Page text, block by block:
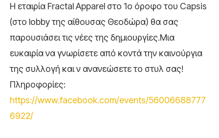
H εταιρία Fractal Apparel στο 1ο όροφο του Capsis
(στο lobby της αίθουσας Θεοδώρα) θα σας
παρουσιάσει τις νέες της δημιουργίες.Μια
ευκαιρία να γνωρίσετε από κοντά την καινούργια
της συλλογή και ν ανανεώσετε το στυλ σας!
Πληροφορίες:
https://www.facebook.com/events/56006688777
6922/